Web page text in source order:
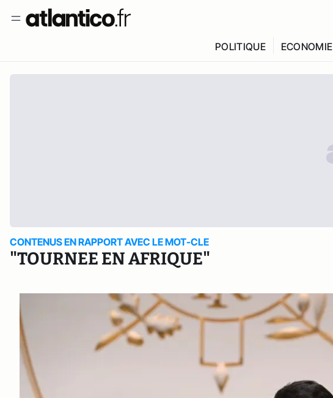
POLITIQUE ECONOMIE
CONTENUS EN RAPPORT AVEC LE MOT-CLE
"TOURNEE EN AFRIQUE"